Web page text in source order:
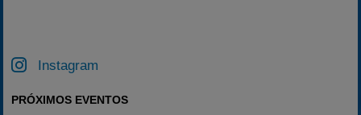
Instagram
PRÓXIMOS EVENTOS